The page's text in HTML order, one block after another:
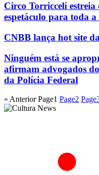
Circo Torricceli
espetáculo para toda
CNBB lança hot site
Ninguém está se
afirmam advogados
da Polícia Federal
« Anterior Page1 Page2 Page